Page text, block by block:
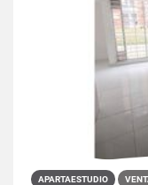
APARTAESTUDIO